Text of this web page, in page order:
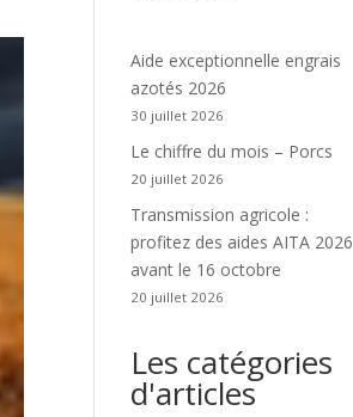
Aide exceptionnelle engrais
azotés 2026
30 juillet 2026
Le chiffre du mois – Porcs
20 juillet 2026
Transmission agricole :
profitez des aides AITA 2026
avant le 16 octobre
20 juillet 2026
Les catégories
d'articles